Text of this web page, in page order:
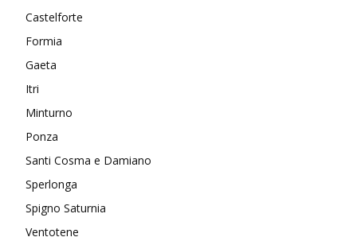
Castelforte
Formia
Gaeta
Itri
Minturno
Ponza
Santi Cosma e Damiano
Sperlonga
Spigno Saturnia
Ventotene